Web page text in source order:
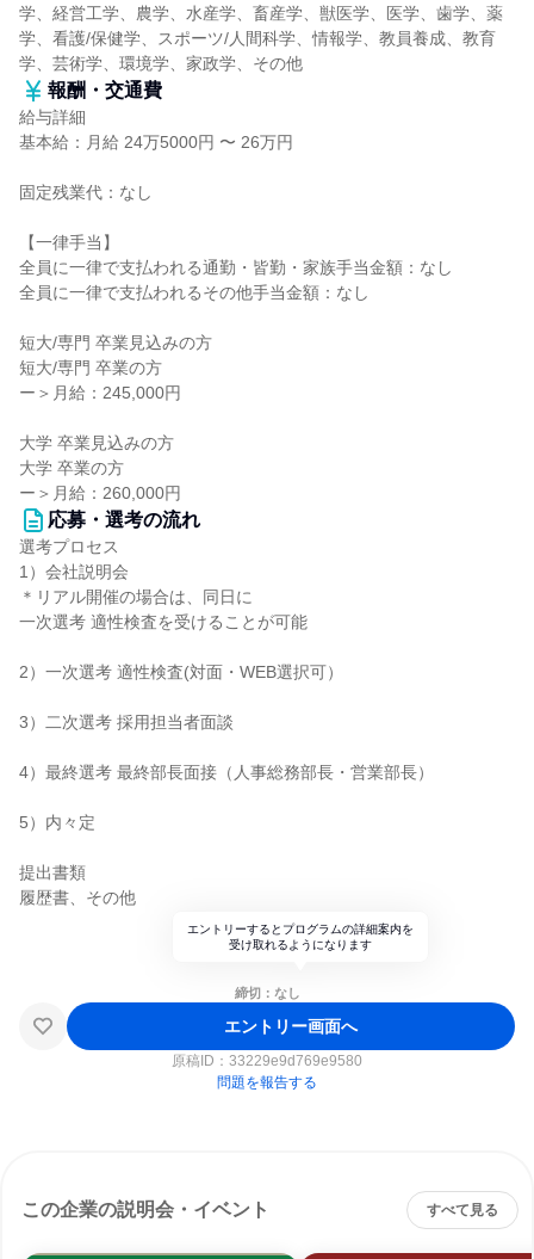
学、経営工学、農学、水産学、畜産学、獣医学、医学、歯学、薬
学、看護/保健学、スポーツ/人間科学、情報学、教員養成、教育
学、芸術学、環境学、家政学、その他
報酬・交通費
給与詳細
基本給：月給 24万5000円 〜 26万円
固定残業代：なし
【一律手当】
全員に一律で支払われる通勤・皆勤・家族手当金額：なし
全員に一律で支払われるその他手当金額：なし
短大/専門 卒業見込みの方
短大/専門 卒業の方
ー＞月給：245,000円
大学 卒業見込みの方
大学 卒業の方
ー＞月給：260,000円
応募・選考の流れ
選考プロセス
1）会社説明会
＊リアル開催の場合は、同日に
一次選考 適性検査を受けることが可能
2）一次選考 適性検査(対面・WEB選択可）
3）二次選考 採用担当者面談
4）最終選考 最終部長面接（人事総務部長・営業部長）
5）内々定
提出書類
履歴書、その他
エントリーするとプログラムの詳細案内を
受け取れるようになります
締切：なし
エントリー画面へ
原稿ID： 33229e9d769e9580
問題を報告する
この企業の説明会・イベント すべて見る